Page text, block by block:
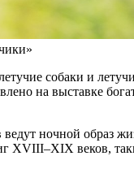
собаки и
на выставке
ночной образ
XVIII–XIX веков,